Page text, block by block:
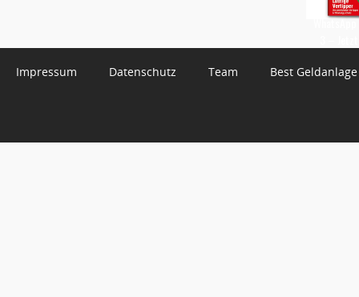
Impressum Datenschutz Team Best Geldanlage